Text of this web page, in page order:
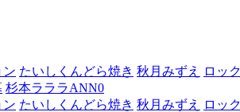
ン たいしくんどら焼き 秋月みずえ ロッ
杉本ラララANN0
ン たいしくんどら焼き 秋月みずえ ロッ